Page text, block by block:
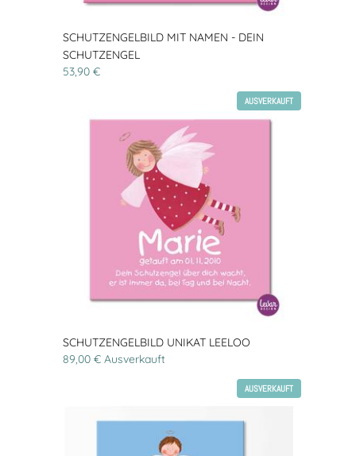
SCHUTZENGELBILD MIT NAMEN - DEIN
SCHUTZENGEL
53,90 €
AUSVERKAUFT
SCHUTZENGELBILD UNIKAT LEELOO
89,00 € Ausverkauft
AUSVERKAUFT